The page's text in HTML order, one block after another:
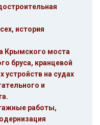
история
Крымского моста
бруса, кранцевой
на судах
и
работы,